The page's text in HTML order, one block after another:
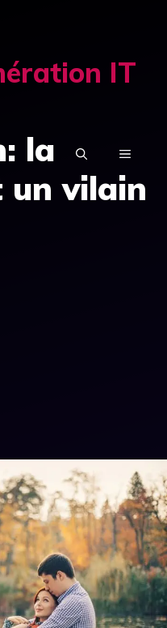
IT
MENU
la
un vilain